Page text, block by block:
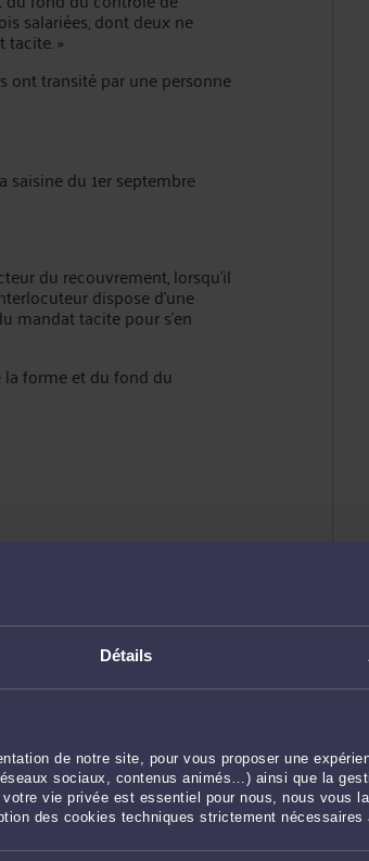
Détails
de notre site, pour vous proposer une
sociaux, contenus animés…) ainsi que la
vie privée est essentiel pour nous, nous vous
des cookies techniques strictement nécessaires
salariées, dont deux ne
»
ont transité par une personne
saisine du 1er septembre
du recouvrement, lorsqu'il
dispose d'une
mandat tacite pour s'en
forme et du fond du